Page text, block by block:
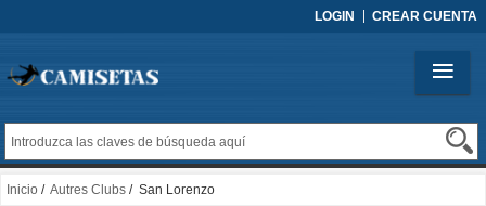
LOGIN CREAR CUENTA
Inicio / Autres Clubs / San Lorenzo